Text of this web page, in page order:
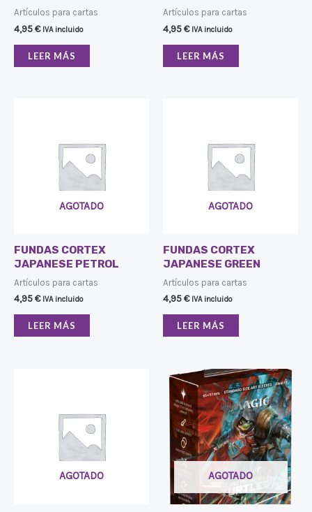
Artículos para cartas
4,95€ IVA incluido
LEER MÁS
Artículos para cartas
4,95€ IVA incluido
LEER MÁS
AGOTADO
FUNDAS CORTEX
JAPANESE PETROL
Artículos para cartas
4,95€ IVA incluido
LEER MÁS
AGOTADO
FUNDAS CORTEX
JAPANESE GREEN
Artículos para cartas
4,95€ IVA incluido
LEER MÁS
AGOTADO AGOTADO